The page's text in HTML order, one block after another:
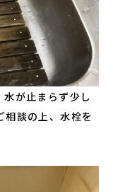
が止まらず少し
相談の上、水栓を